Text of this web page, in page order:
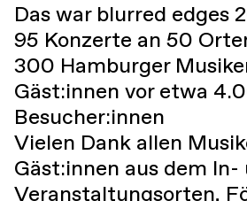
Das war blurred edges
95 Konzerte an 50
300 Hamburger
Gäst:innen vor etwa
Besucher:innen
Vielen Dank allen
Gäst:innen aus dem In-
Veranstaltungsorten,